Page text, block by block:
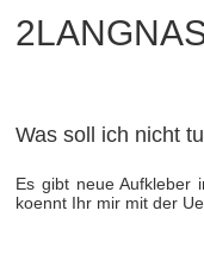
Was soll ich nicht
Es gibt neue Aufkleber
koennt Ihr mir mit der